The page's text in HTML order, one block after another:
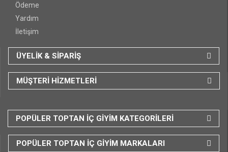
Ödeme
Yardım
İletişim
ÜYELİK & SİPARİŞ
MÜŞTERİ HİZMETLERİ
POPÜLER TOPTAN İÇ GİYİM KATEGORİLERİ
POPÜLER TOPTAN İÇ GİYİM MARKALARI